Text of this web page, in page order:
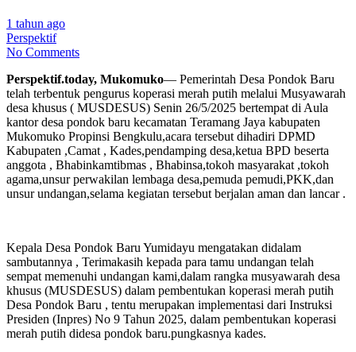
1 tahun ago
Perspektif
No Comments
Perspektif.today, Mukomuko— Pemerintah Desa Pondok Baru
telah terbentuk pengurus koperasi merah putih melalui Musyawarah
desa khusus ( MUSDESUS) Senin 26/5/2025 bertempat di Aula
kantor desa pondok baru kecamatan Teramang Jaya kabupaten
Mukomuko Propinsi Bengkulu,acara tersebut dihadiri DPMD
Kabupaten ,Camat , Kades,pendamping desa,ketua BPD beserta
anggota , Bhabinkamtibmas , Bhabinsa,tokoh masyarakat ,tokoh
agama,unsur perwakilan lembaga desa,pemuda pemudi,PKK,dan
unsur undangan,selama kegiatan tersebut berjalan aman dan lancar .
Kepala Desa Pondok Baru Yumidayu mengatakan didalam
sambutannya , Terimakasih kepada para tamu undangan telah
sempat memenuhi undangan kami,dalam rangka musyawarah desa
khusus (MUSDESUS) dalam pembentukan koperasi merah putih
Desa Pondok Baru , tentu merupakan implementasi dari Instruksi
Presiden (Inpres) No 9 Tahun 2025, dalam pembentukan koperasi
merah putih didesa pondok baru.pungkasnya kades.